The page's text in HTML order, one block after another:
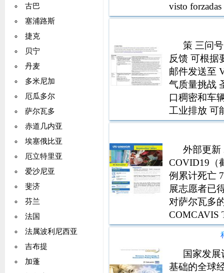
古巴
塞浦路斯
捷克
贝宁
丹麦
多米尼加
厄瓜多尔
萨尔瓦多
赤道几内亚
埃塞俄比亚
厄立特里亚
爱沙尼亚
斐济
芬兰
法国
法属波利尼西亚
吉布提
加蓬
visto
debido a la
en base
efectos
marcha
las personas
Salvador en
Proteger
20% 2.
策 三问
反馈 可根据
邮件发送至
气质量挑战
口稠密和车
工业排放 可
GDP 250 亿
外部更新
COVID19（
例累计死亡
展志愿者已
对萨尔瓦多
COMCAVIS
尔
国家发展
基础的全球